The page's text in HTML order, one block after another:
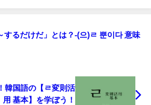
するだけだ」とは？-(으)ㄹ 뿐이다 意味
韓国語の【ㄹ変則活
用 基本】を学ぼう！